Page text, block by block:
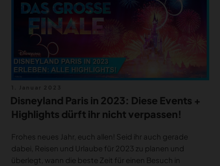
DEALS
MEIN HQ
am
Disneyland Paris in 2023: Diese Events +
Highlights dürft ihr nicht verpassen!
Frohes neues Jahr, euch allen! Seid ihr auch gerade
dabei, Reisen und Urlaube für 2023 zu planen und
überlegt, wann die beste Zeit für einen Besuch in